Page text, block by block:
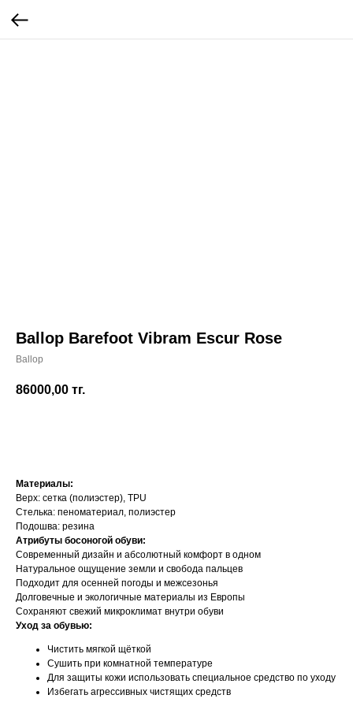
Ballop Barefoot Vibram Escur Rose
Ballop
86000,00 тг.
Материалы:
Верх: сетка (полиэстер), TPU
Стелька: пеноматериал, полиэстер
Подошва: резина
Атрибуты босоногой обуви:
Современный дизайн и абсолютный комфорт в одном
Натуральное ощущение земли и свобода пальцев
Подходит для осенней погоды и межсезонья
Долговечные и экологичные материалы из Европы
Сохраняют свежий микроклимат внутри обуви
Уход за обувью:
Чистить мягкой щёткой
Сушить при комнатной температуре
Для защиты кожи использовать специальное средство по уходу
Избегать агрессивных чистящих средств